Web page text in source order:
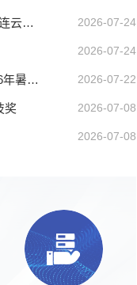
云
2026-07-24
2026-07-24
暑期
2026-07-22
奖 2026-07-08
2026-07-08